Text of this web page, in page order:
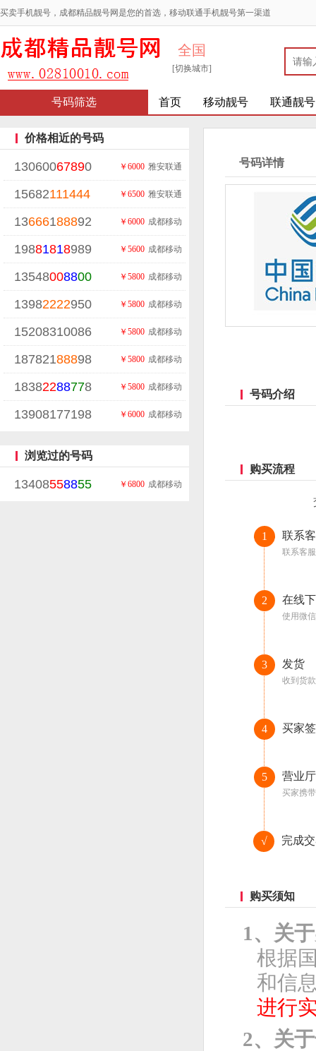
买卖手机靓号，成都精品靓号网是您的首选，移动联通手机靓号第一渠道
全国
[切换城市]
号码筛选 首页 移动靓号 联通靓号
价格相近的号码
13060067890 雅安联通
￥6000
15682111444 雅安联通
￥6500
13666188892 成都移动
￥6000
19881818989 成都移动
￥5600
13548008800 成都移动
￥5800
13982222950 成都移动
￥5800
15208310086 成都移动
￥5800
18782188898 成都移动
￥5800
18382288778 成都移动
￥5800
13908177198 成都移动
￥6000
浏览过的号码
13408558855 成都移动
￥6800
号码详情
号码介绍
购买流程
1 联系
联系客
2 在线
使用微
3 发货
收到货
4 买家
5 营业
买家携
√ 完成
购买须知
1、关
根据
和信
进行
2、关